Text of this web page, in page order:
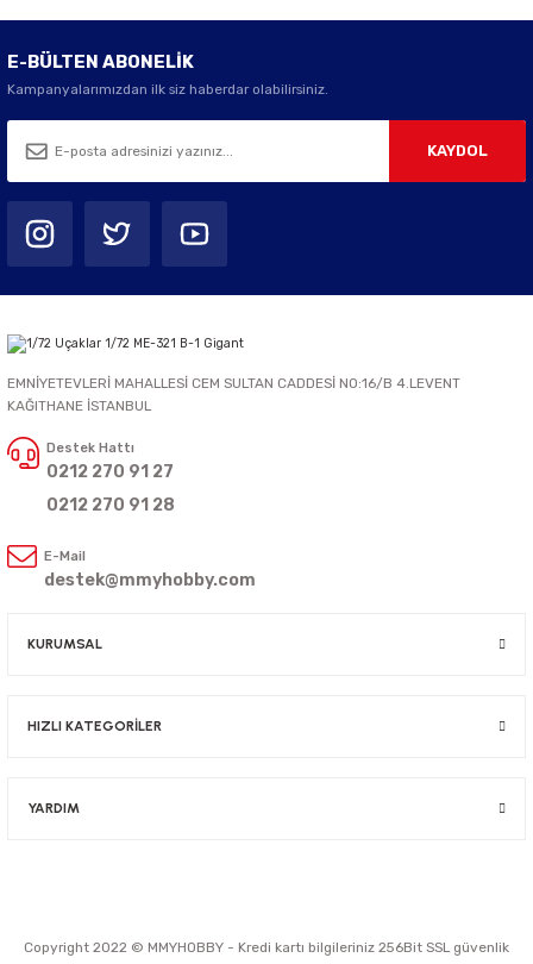
E-BÜLTEN ABONELİK
Kampanyalarımızdan ilk siz haberdar olabilirsiniz.
KAYDOL
EMNİYETEVLERİ MAHALLESİ CEM SULTAN CADDESİ NO:16/B 4.LEVENT
KAĞITHANE İSTANBUL
Destek Hattı
0212 270 91 27
0212 270 91 28
E-Mail
destek@mmyhobby.com
KURUMSAL
HIZLI KATEGORİLER
YARDIM
Copyright 2022 © MMYHOBBY - Kredi kartı bilgileriniz 256Bit SSL güvenlik